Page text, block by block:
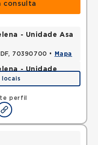
consulta
perfil
- Unidade Asa
70390700 • Mapa
- Unidade
DF, 70770560 •Mapa
locais